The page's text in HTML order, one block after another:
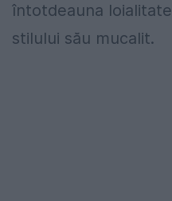
întotdeauna loialitate
stilului său mucalit.